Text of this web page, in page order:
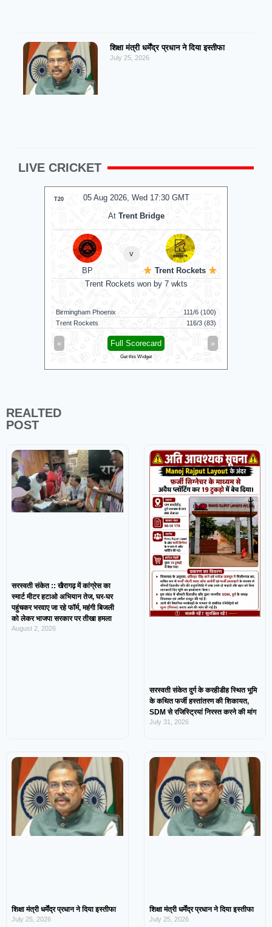
शिक्षा मंत्री धर्मेंद्र प्रधान ने दिया इस्तीफा
July 25, 2026
LIVE CRICKET
05 Aug 2026, Wed 17:30 GMT
T20
At Trent Bridge
BP
v
Trent Rockets
Trent Rockets won by 7 wkts
Birmingham Phoenix
111/6 (100)
Trent Rockets
116/3 (83)
« »
Full Scorecard
Get this Widget
REALTED
POST
सरस्वती संकेत :: खैरागढ़ में कांग्रेस का
स्मार्ट मीटर हटाओ अभियान तेज, घर-घर
पहुंचकर भरवाए जा रहे फॉर्म, महंगी बिजली
को लेकर भाजपा सरकार पर तीखा हमला
August 2, 2026
सरस्वती संकेत दुर्ग के करहीडीह स्थित भूमि
के कथित फर्जी हस्तांतरण की शिकायत,
SDM से रजिस्ट्रियां निरस्त करने की मांग
July 31, 2026
शिक्षा मंत्री धर्मेंद्र प्रधान ने दिया इस्तीफा
July 25, 2026
शिक्षा मंत्री धर्मेंद्र प्रधान ने दिया इस्तीफा
July 25, 2026